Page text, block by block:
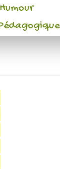
Humour